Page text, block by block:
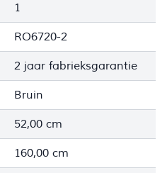
1
RO6720-2
2 jaar fabrieksgarantie
Bruin
52,00 cm
160,00 cm